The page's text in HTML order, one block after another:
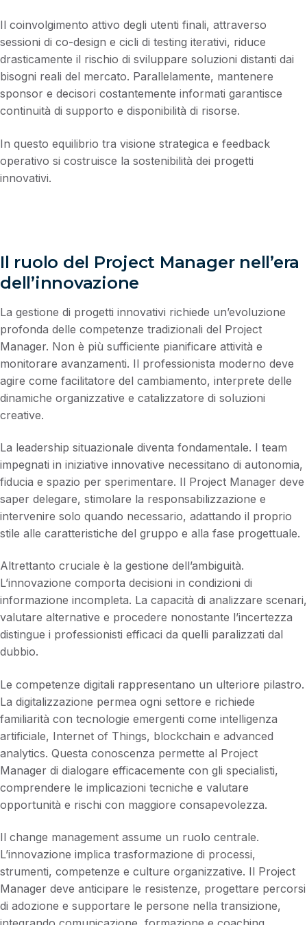
Il coinvolgimento attivo degli utenti finali, attraverso
sessioni di co-design e cicli di testing iterativi, riduce
drasticamente il rischio di sviluppare soluzioni distanti dai
bisogni reali del mercato. Parallelamente, mantenere
sponsor e decisori costantemente informati garantisce
continuità di supporto e disponibilità di risorse.
In questo equilibrio tra visione strategica e feedback
operativo si costruisce la sostenibilità dei progetti
innovativi.
Il ruolo del Project Manager nell’era
dell’innovazione
La gestione di progetti innovativi richiede un’evoluzione
profonda delle competenze tradizionali del Project
Manager. Non è più sufficiente pianificare attività e
monitorare avanzamenti. Il professionista moderno deve
agire come facilitatore del cambiamento, interprete delle
dinamiche organizzative e catalizzatore di soluzioni
creative.
La leadership situazionale diventa fondamentale. I team
impegnati in iniziative innovative necessitano di autonomia,
fiducia e spazio per sperimentare. Il Project Manager deve
saper delegare, stimolare la responsabilizzazione e
intervenire solo quando necessario, adattando il proprio
stile alle caratteristiche del gruppo e alla fase progettuale.
Altrettanto cruciale è la gestione dell’ambiguità.
L’innovazione comporta decisioni in condizioni di
informazione incompleta. La capacità di analizzare scenari,
valutare alternative e procedere nonostante l’incertezza
distingue i professionisti efficaci da quelli paralizzati dal
dubbio.
Le competenze digitali rappresentano un ulteriore pilastro.
La digitalizzazione permea ogni settore e richiede
familiarità con tecnologie emergenti come intelligenza
artificiale, Internet of Things, blockchain e advanced
analytics. Questa conoscenza permette al Project
Manager di dialogare efficacemente con gli specialisti,
comprendere le implicazioni tecniche e valutare
opportunità e rischi con maggiore consapevolezza.
Il change management assume un ruolo centrale.
L’innovazione implica trasformazione di processi,
strumenti, competenze e culture organizzative. Il Project
Manager deve anticipare le resistenze, progettare percorsi
di adozione e supportare le persone nella transizione,